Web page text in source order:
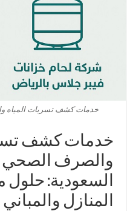
خدمات كشف تسربات المياه
خدمات كشف
والصرف الصحي
السعودية: حلول
المنازل والمباني